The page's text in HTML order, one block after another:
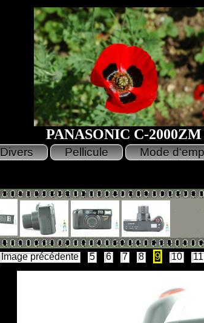
PANASONIC C-2000ZM
Image précédente 5 6 7 8 9 10 11